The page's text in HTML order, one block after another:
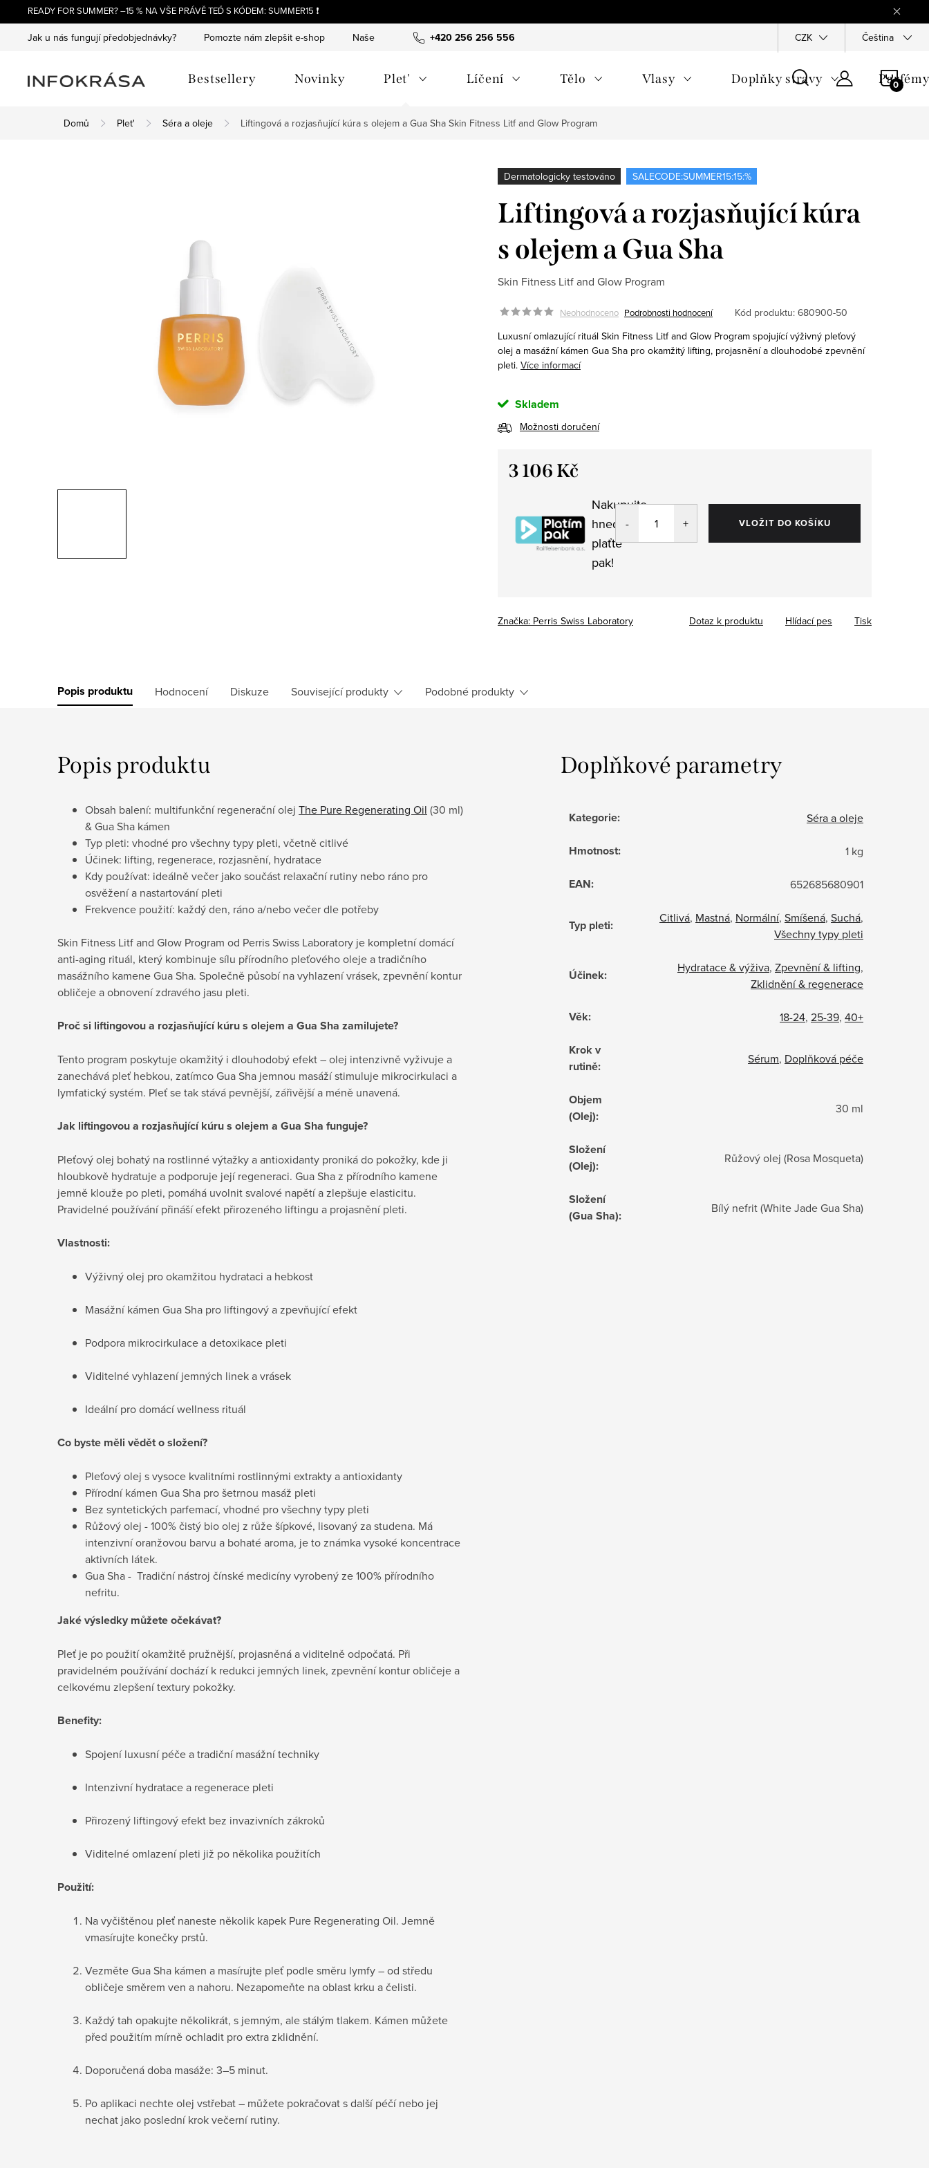
na
obsah
READY FOR SUMMER? –15 % NA VŠE PRÁVĚ TEĎ S KÓDEM: SUMMER15 ❗
+420 256 256 556
Jak u nás fungují předobjednávky? Pomozte nám zlepšit e-shop Naše tipy a příběhy O nás Ochrana osobních údajů Všeobecné
CZK Čeština
Bestsellery Novinky Plet' Líčení Tělo Vlasy Doplňky stravy Parfémy
Domů Plet' Séra a oleje Liftingová a rozjasňující kúra s olejem a Gua Sha Skin Fitness Litf and Glow Program
Dermatologicky testováno SALECODE:SUMMER15:15:%
Liftingová a rozjasňující kúra
s olejem a Gua Sha
Skin Fitness Litf and Glow Program
Neohodnoceno Podrobnosti hodnocení Kód produktu: 680900-50
Luxusní omlazující rituál Skin Fitness Litf and Glow Program spojující výživný pleťový
olej a masážní kámen Gua Sha pro okamžitý lifting, projasnění a dlouhodobé zpevnění
pleti. Více informací
Skladem
Možnosti doručení
3 106 Kč
Nakupujte
hned,
plaťte
pak!
VLOŽIT DO KOŠÍKU
Značka: Perris Swiss Laboratory Tisk
Dotaz k produktu Hlídací pes
Popis produktu Hodnocení Diskuze Související produkty Podobné produkty
Popis produktu
Obsah balení: multifunkční regenerační olej The Pure Regenerating Oil (30 ml)
& Gua Sha kámen
Typ pleti: vhodné pro všechny typy pleti, včetně citlivé
Účinek: lifting, regenerace, rozjasnění, hydratace
Kdy používat: ideálně večer jako součást relaxační rutiny nebo ráno pro
osvěžení a nastartování pleti
Frekvence použití: každý den, ráno a/nebo večer dle potřeby
Skin Fitness Litf and Glow Program od Perris Swiss Laboratory je kompletní domácí
anti-aging rituál, který kombinuje sílu přírodního pleťového oleje a tradičního
masážního kamene Gua Sha. Společně působí na vyhlazení vrásek, zpevnění kontur
obličeje a obnovení zdravého jasu pleti.
Proč si liftingovou a rozjasňující kúru s olejem a Gua Sha zamilujete?
Tento program poskytuje okamžitý i dlouhodobý efekt – olej intenzivně vyživuje a
zanechává pleť hebkou, zatímco Gua Sha jemnou masáží stimuluje mikrocirkulaci a
lymfatický systém. Pleť se tak stává pevnější, zářivější a méně unavená.
Jak liftingovou a rozjasňující kúru s olejem a Gua Sha funguje?
Pleťový olej bohatý na rostlinné výtažky a antioxidanty proniká do pokožky, kde ji
hloubkově hydratuje a podporuje její regeneraci. Gua Sha z přírodního kamene
jemně klouže po pleti, pomáhá uvolnit svalové napětí a zlepšuje elasticitu.
Pravidelné používání přináší efekt přirozeného liftingu a projasnění pleti.
Vlastnosti:
Výživný olej pro okamžitou hydrataci a hebkost
Masážní kámen Gua Sha pro liftingový a zpevňující efekt
Podpora mikrocirkulace a detoxikace pleti
Viditelné vyhlazení jemných linek a vrásek
Ideální pro domácí wellness rituál
Co byste měli vědět o složení?
Pleťový olej s vysoce kvalitními rostlinnými extrakty a antioxidanty
Přírodní kámen Gua Sha pro šetrnou masáž pleti
Bez syntetických parfemací, vhodné pro všechny typy pleti
Růžový olej - 100% čistý bio olej z růže šípkové, lisovaný za studena. Má
intenzivní oranžovou barvu a bohaté aroma, je to známka vysoké koncentrace
aktivních látek.
Gua Sha - Tradiční nástroj čínské medicíny vyrobený ze 100% přírodního
nefritu.
Jaké výsledky můžete očekávat?
Pleť je po použití okamžitě pružnější, projasněná a viditelně odpočatá. Při
pravidelném používání dochází k redukci jemných linek, zpevnění kontur obličeje a
celkovému zlepšení textury pokožky.
Benefity:
Spojení luxusní péče a tradiční masážní techniky
Intenzivní hydratace a regenerace pleti
Přirozený liftingový efekt bez invazivních zákroků
Viditelné omlazení pleti již po několika použitích
Použití:
Na vyčištěnou pleť naneste několik kapek Pure Regenerating Oil. Jemně
vmasírujte konečky prstů.
Vezměte Gua Sha kámen a masírujte pleť podle směru lymfy – od středu
obličeje směrem ven a nahoru. Nezapomeňte na oblast krku a čelisti.
Každý tah opakujte několikrát, s jemným, ale stálým tlakem. Kámen můžete
před použitím mírně ochladit pro extra zklidnění.
Doporučená doba masáže: 3–5 minut.
Po aplikaci nechte olej vstřebat – můžete pokračovat s další péčí nebo jej
nechat jako poslední krok večerní rutiny.
Doplňkové parametry
Kategorie: Séra a oleje
Hmotnost: 1 kg
EAN: 652685680901
Typ pleti: Citlivá, Mastná, Normální, Smíšená, Suchá,
Všechny typy pleti
Účinek: Hydratace & výživa, Zpevnění & lifting,
Zklidnění & regenerace
Věk: 18-24, 25-39, 40+
Krok v
rutině: Sérum, Doplňková péče
Objem
(Olej): 30 ml
Složení
(Olej): Růžový olej (Rosa Mosqueta)
Složení
(Gua Sha): Bílý nefrit (White Jade Gua Sha)